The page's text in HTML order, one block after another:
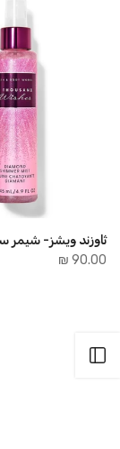
ثاوزند ويشز- شيمر
90.00 ₪